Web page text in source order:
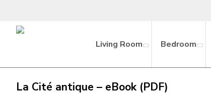
Living Room Bedroom
La Cité antique – eBook (PDF)